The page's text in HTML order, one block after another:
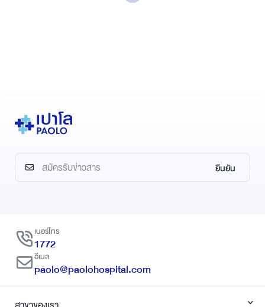
ยืนยัน
เบอร์โทร
1772
อีเมล
paolo@paolohospital.com